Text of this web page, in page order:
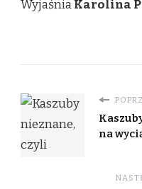
WyjaśniaKarolina
na